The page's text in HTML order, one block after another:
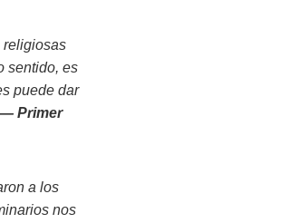
religiosas
sentido, es
puede dar
— Primer
a los
nos